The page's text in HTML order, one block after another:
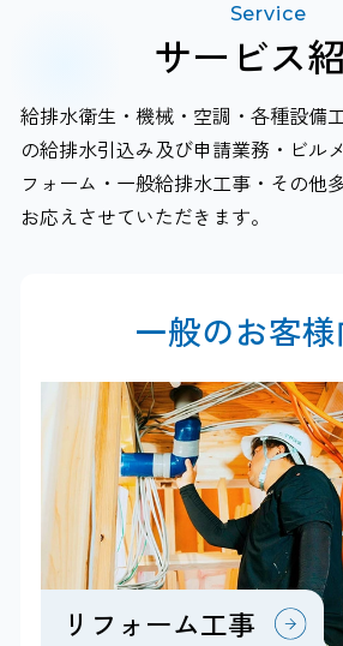
Service
サービス
給排水衛生・機械・空調・各種設備
の給排水引込み及び申請業務・ビル
フォーム・一般給排水工事・その他
お応えさせていただきます。
一般のお客様
リフォーム工事